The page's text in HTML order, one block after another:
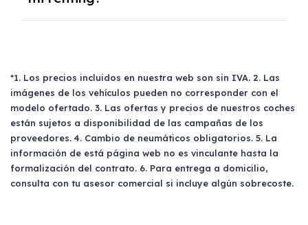
recorres menos, se te devolverá la parte
proporcional.
primera cuota. Si es necesario, puedes
solicitar un vehículo pre-entrega mientras
esperas la llegada de tu coche contratado.
un carnet de conducir válido. No hay
restricciones específicas sobre quién puede
utilizar el vehículo, pero se recomienda revisar
las condiciones del contrato para evitar
sorpresas.
*1. Los precios incluidos en nuestra web son sin IVA. 2. Las
imágenes de los vehículos pueden no corresponder con el
modelo ofertado. 3. Las ofertas y precios de nuestros coches
están sujetos a disponibilidad de las campañas de los
proveedores. 4. Cambio de neumáticos obligatorios. 5. La
información de está página web no es vinculante hasta la
formalización del contrato. 6. Para entrega a domicilio,
consulta con tu asesor comercial si incluye algún sobrecoste.